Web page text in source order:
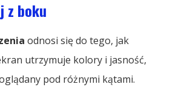
z boku
odnosi się do tego, jak
utrzymuje kolory i jasność,
pod różnymi kątami.